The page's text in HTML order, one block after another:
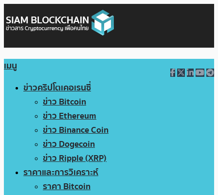
เมนู
ข่าวคริปโตเคอเรนซี่
ข่าว Bitcoin
ข่าว Ethereum
ข่าว Binance Coin
ข่าว Dogecoin
ข่าว Ripple (XRP)
ราคาและการวิเคราะห์
ราคา Bitcoin